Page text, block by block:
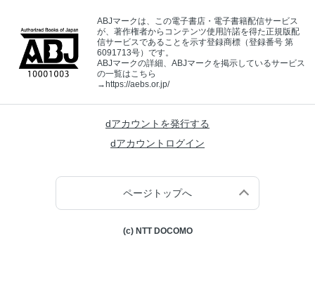
ABJマークは、この電子書店・電子書籍配信サービス
が、著作権者からコンテンツ使用許諾を得た正規版配
信サービスであることを示す登録商標（登録番号 第
6091713号）です。
ABJマークの詳細、ABJマークを掲示しているサービス
の一覧はこちら
→https://aebs.or.jp/
dアカウントを発行する
dアカウントログイン
ページトップへ
(c) NTT DOCOMO